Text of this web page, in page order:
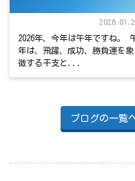
2026年、今年は午年ですね。
年は、飛躍、成功、勝負運を象
徴する干支と...
ブログの一覧